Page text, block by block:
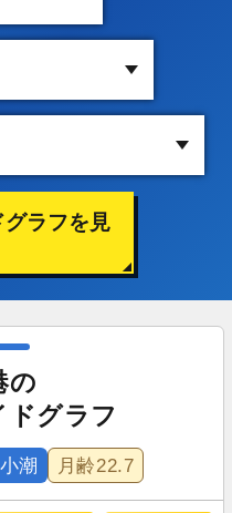
ラフを見
の
ドグラフ
小潮 月齢22.7